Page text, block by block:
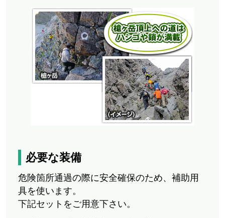
必要な装備
危険箇所通過の際に安全確保のため、補助用
具を使います。
下記セットをご用意下さい。